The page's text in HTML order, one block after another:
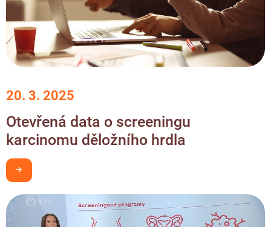
20. 3. 2025
Otevřená data o screeningu
karcinomu děložního hrdla